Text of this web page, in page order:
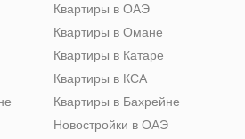
Квартиры в ОАЭ
Квартиры в Омане
Квартиры в Катаре
Квартиры в КСА
Квартиры в Бахрейне
Новостройки в ОАЭ